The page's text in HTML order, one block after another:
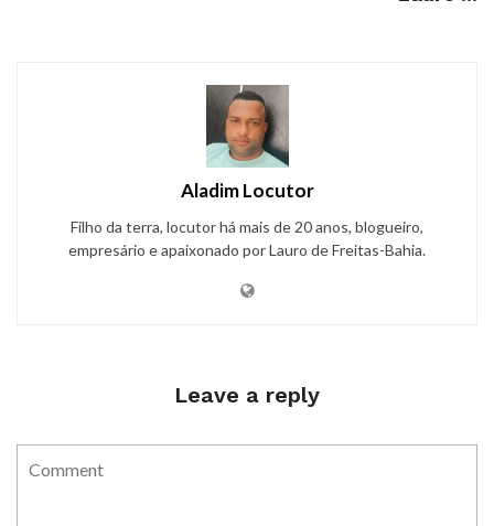
Aladim Locutor
Filho da terra, locutor há mais de 20 anos, blogueiro,
empresário e apaixonado por Lauro de Freitas-Bahia.
Leave a reply